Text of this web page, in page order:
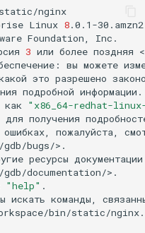
nginx
Linux 8.0.1-
Foundation,
Inc.
3 или более поздняя
вы можете
это разрешено
подробной информации.
как
"x86_64-redhat-
для получения
ошибках, пожалуйста,
bugs/>.
ресурсы
документации
documentation/>.
"help" .
искать команды,